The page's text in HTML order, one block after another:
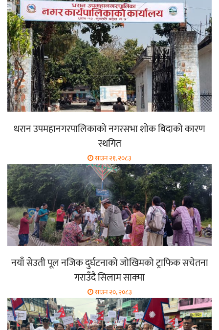
धरान उपमहानगरपालिकाको नगरसभा शोक बिदाको कारण
स्थगित
साउन २१, २०८३
नयाँ सेउती पूल नजिक दुर्घटनाको जोखिमको ट्राफिक सचेतना
गराउँदै सिलाम साक्मा
साउन २०, २०८३